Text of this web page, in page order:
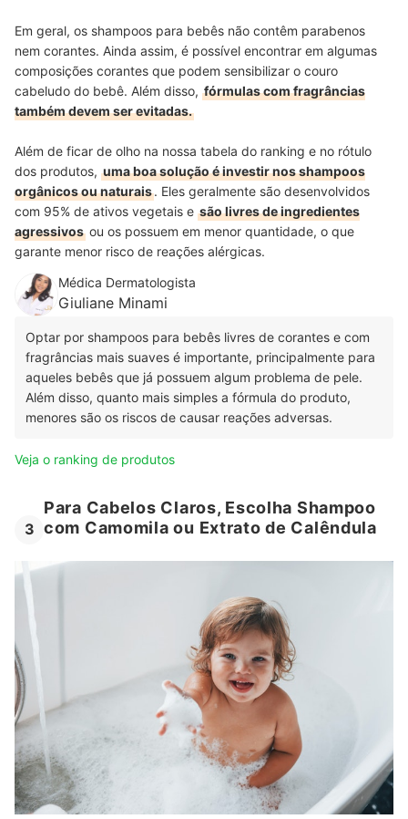
Em geral, os shampoos para bebês não contêm parabenos
nem corantes. Ainda assim, é possível encontrar em algumas
composições corantes que podem sensibilizar o couro
cabeludo do bebê. Além disso, fórmulas com fragrâncias
também devem ser evitadas.
Além de ficar de olho na nossa tabela do ranking e no rótulo
dos produtos, uma boa solução é investir nos shampoos
orgânicos ou naturais. Eles geralmente são desenvolvidos
com 95% de ativos vegetais e são livres de ingredientes
agressivos ou os possuem em menor quantidade, o que
garante menor risco de reações alérgicas.
Médica Dermatologista
Giuliane Minami
Optar por shampoos para bebês livres de corantes e com
fragrâncias mais suaves é importante, principalmente para
aqueles bebês que já possuem algum problema de pele.
Além disso, quanto mais simples a fórmula do produto,
menores são os riscos de causar reações adversas.
Veja o ranking de produtos
3
Para Cabelos Claros, Escolha Shampoo
com Camomila ou Extrato de Calêndula